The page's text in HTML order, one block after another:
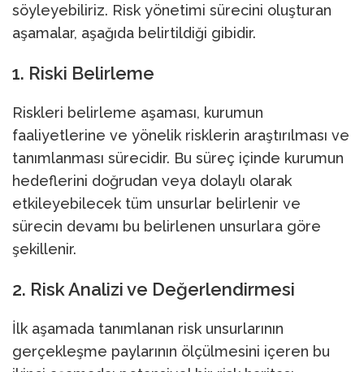
söyleyebiliriz. Risk yönetimi sürecini oluşturan
aşamalar, aşağıda belirtildiği gibidir.
1. Riski Belirleme
Riskleri belirleme aşaması, kurumun
faaliyetlerine ve yönelik risklerin araştırılması ve
tanımlanması sürecidir. Bu süreç içinde kurumun
hedeflerini doğrudan veya dolaylı olarak
etkileyebilecek tüm unsurlar belirlenir ve
sürecin devamı bu belirlenen unsurlara göre
şekillenir.
2. Risk Analizi ve Değerlendirmesi
İlk aşamada tanımlanan risk unsurlarının
gerçekleşme paylarının ölçülmesini içeren bu